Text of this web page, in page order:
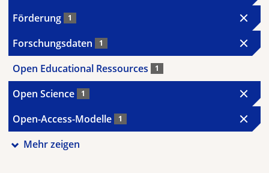
Förderung 1
Forschungsdaten 1
Open Educational Ressources 1
Open Science 1
Open-Access-Modelle 1
Mehr zeigen